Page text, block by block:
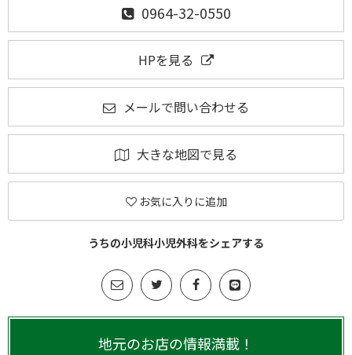
0964-32-0550
HPを見る
メールで問い合わせる
大きな地図で見る
お気に入りに追加
うちの小児科小児外科をシェアする
地元のお店の情報満載！